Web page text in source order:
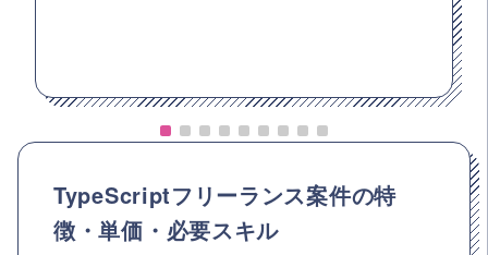
TypeScriptフリーランス案件の特
徴・単価・必要スキル